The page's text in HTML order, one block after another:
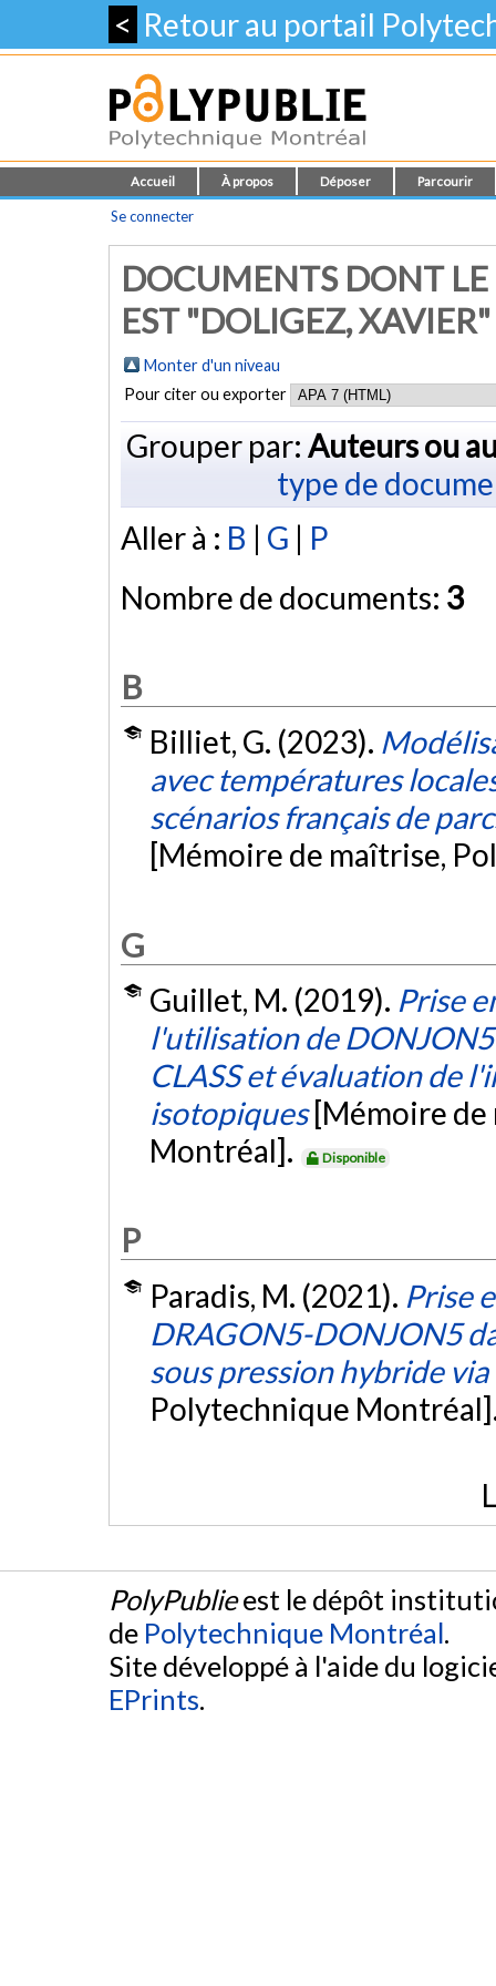
< Retour au portail
Accueil À propos Déposer Parcourir
Se connecter
DOCUMENTS DONT
EST "DOLIGEZ, XAVIER"
Monter d'un niveau
Pour citer ou exporter
Grouper par: Auteurs ou
type de
Aller à : B | G | P
Nombre de documents: 3
B
Billiet, G. (2023).
avec températures
scénarios français de
[Mémoire de maîtrise,
G
Guillet, M. (2019). Prise
l'utilisation de
CLASS et évaluation de
isotopiques [Mémoire
Montréal].
Disponible
P
Paradis, M. (2021). Prise
DRAGON5-DONJON5
sous pression hybride via
Polytechnique
PolyPublieest le dépôt
de Polytechnique Montréal.
Site développé à l'aide du
EPrints.